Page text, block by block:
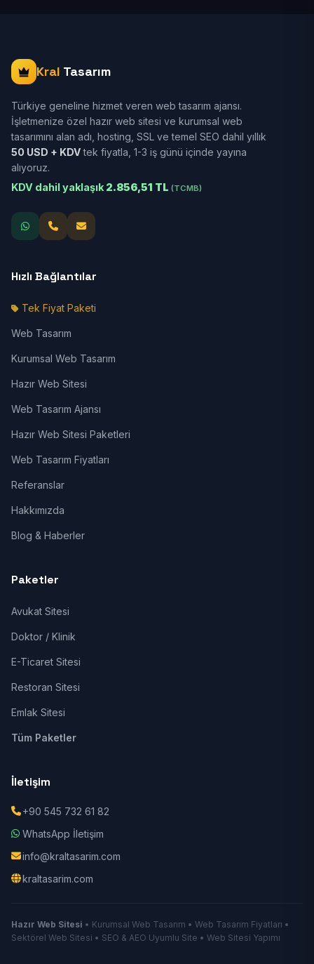
Kral Tasarım
Türkiye geneline hizmet veren web tasarım ajansı.
İşletmenize özel hazır web sitesi ve kurumsal web
tasarımını alan adı, hosting, SSL ve temel SEO dahil yıllık
50 USD + KDVtek fiyatla, 1-3 iş günü içinde yayına
alıyoruz.
KDV dahil yaklaşık 2.856,51 TL (TCMB)
Hızlı Bağlantılar
Tek Fiyat Paketi
Web Tasarım
Kurumsal Web Tasarım
Hazır Web Sitesi
Web Tasarım Ajansı
Hazır Web Sitesi Paketleri
Web Tasarım Fiyatları
Referanslar
Hakkımızda
Blog & Haberler
Paketler
Avukat Sitesi
Doktor / Klinik
E-Ticaret Sitesi
Restoran Sitesi
Emlak Sitesi
Tüm Paketler
İletişim
+90 545 732 61 82
WhatsApp İletişim
info@kraltasarim.com
kraltasarim.com
Hazır Web Sitesi • Kurumsal Web Tasarım • Web Tasarım Fiyatları •
Sektörel Web Sitesi • SEO & AEO Uyumlu Site • Web Sitesi Yapımı